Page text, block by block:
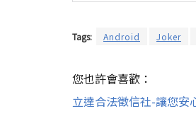
Tags: Android Joker
您也許會喜歡：
立達合法徵信社-讓您安